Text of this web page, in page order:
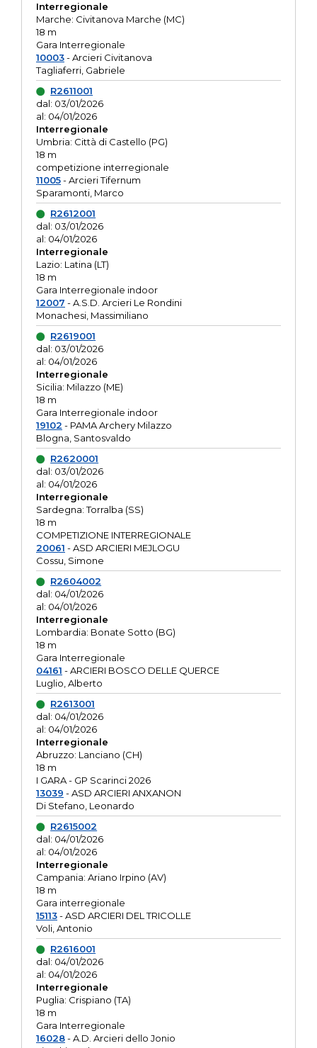
Interregionale
Marche: Civitanova Marche (MC)
18 m
Gara Interregionale
10003- Arcieri Civitanova
Tagliaferri, Gabriele
R2611001
dal: 03/01/2026
al: 04/01/2026
Interregionale
Umbria: Città di Castello (PG)
18 m
competizione interregionale
11005- Arcieri Tifernum
Sparamonti, Marco
R2612001
dal: 03/01/2026
al: 04/01/2026
Interregionale
Lazio: Latina (LT)
18 m
Gara Interregionale indoor
12007 - A.S.D. Arcieri Le Rondini
Monachesi, Massimiliano
R2619001
dal: 03/01/2026
al: 04/01/2026
Interregionale
Sicilia: Milazzo (ME)
18 m
Gara Interregionale indoor
19102 - PAMA Archery Milazzo
Blogna, Santosvaldo
R2620001
dal: 03/01/2026
al: 04/01/2026
Interregionale
Sardegna: Torralba (SS)
18 m
COMPETIZIONE INTERREGIONALE
20061 - ASD ARCIERI MEJLOGU
Cossu, Simone
R2604002
dal: 04/01/2026
al: 04/01/2026
Interregionale
Lombardia: Bonate Sotto (BG)
18 m
Gara Interregionale
04161 - ARCIERI BOSCO DELLE QUERCE
Luglio, Alberto
R2613001
dal: 04/01/2026
al: 04/01/2026
Interregionale
Abruzzo: Lanciano (CH)
18 m
I GARA - GP Scarinci 2026
13039 - ASD ARCIERI ANXANON
Di Stefano, Leonardo
R2615002
dal: 04/01/2026
al: 04/01/2026
Interregionale
Campania: Ariano Irpino (AV)
18 m
Gara interregionale
15113- ASD ARCIERI DEL TRICOLLE
Voli, Antonio
R2616001
dal: 04/01/2026
al: 04/01/2026
Interregionale
Puglia: Crispiano (TA)
18 m
Gara Interregionale
16028- A.D. Arcieri dello Jonio